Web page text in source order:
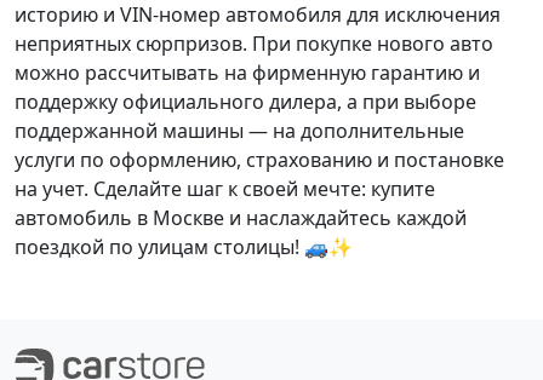
историю и VIN-номер автомобиля для исключения
неприятных сюрпризов. При покупке нового авто
можно рассчитывать на фирменную гарантию и
поддержку официального дилера, а при выборе
поддержанной машины — на дополнительные
услуги по оформлению, страхованию и постановке
на учет. Сделайте шаг к своей мечте: купите
автомобиль в Москве и наслаждайтесь каждой
поездкой по улицам столицы! 🚙✨